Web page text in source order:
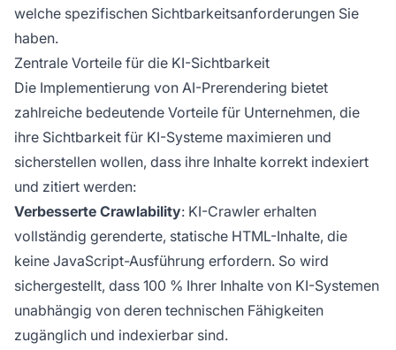
welche spezifischen Sichtbarkeitsanforderungen Sie
haben.
Zentrale Vorteile für die KI-Sichtbarkeit
Die Implementierung von AI-Prerendering bietet
zahlreiche bedeutende Vorteile für Unternehmen, die
ihre Sichtbarkeit für KI-Systeme maximieren und
sicherstellen wollen, dass ihre Inhalte korrekt indexiert
und zitiert werden:
Verbesserte Crawlability: KI-Crawler erhalten
vollständig gerenderte, statische HTML-Inhalte, die
keine JavaScript-Ausführung erfordern. So wird
sichergestellt, dass 100 % Ihrer Inhalte von KI-Systemen
unabhängig von deren technischen Fähigkeiten
zugänglich und indexierbar sind.